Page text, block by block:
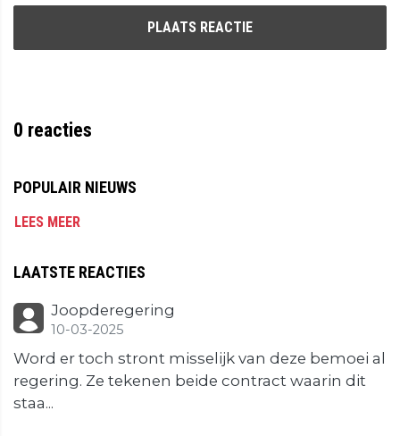
PLAATS REACTIE
0 reacties
POPULAIR NIEUWS
LEES MEER
LAATSTE REACTIES
Joopderegering
10-03-2025
Word er toch stront misselijk van deze bemoei al
regering. Ze tekenen beide contract waarin dit
staa...